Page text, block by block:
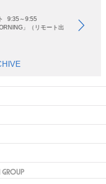
9:35～9:55
」（リモート出